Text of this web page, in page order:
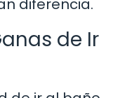
diferencia.
de Ir